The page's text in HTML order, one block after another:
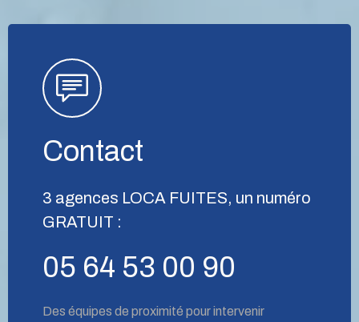
Contact
3 agences LOCA FUITES, un numéro
GRATUIT :
05 64 53 00 90
Des équipes de proximité pour intervenir